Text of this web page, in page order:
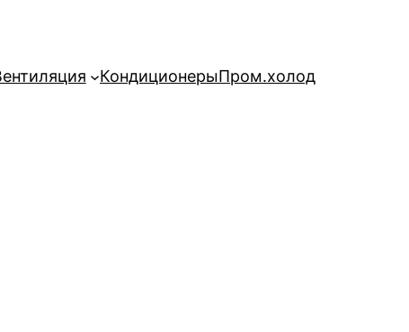
КондиционерыПром.холод